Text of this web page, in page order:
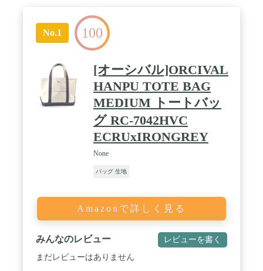
No.1 100
[オーシバル]ORCIVAL
HANPU TOTE BAG
MEDIUM トートバッ
グ RC-7042HVC
ECRUxIRONGREY
None
バッグ 生地
Amazonで詳しく見る
みんなのレビュー レビューを書く
まだレビューはありません